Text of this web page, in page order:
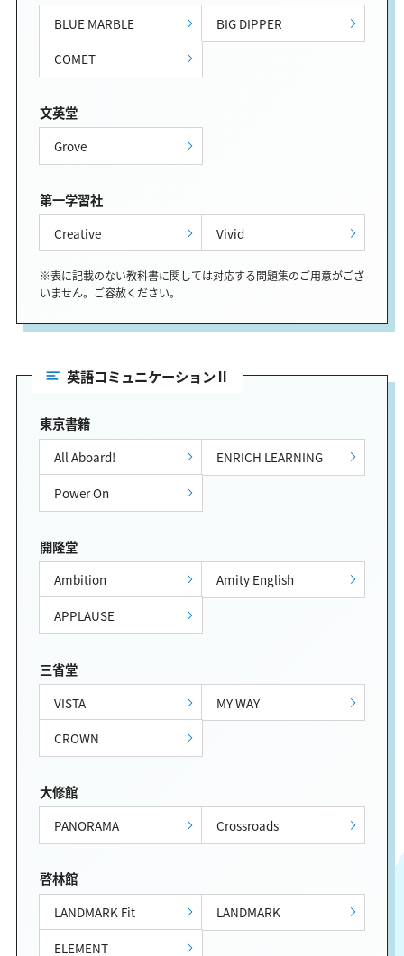
BLUE MARBLE
BIG DIPPER
COMET
文英堂
Grove
第一学習社
Creative Vivid
※表に記載のない教科書に関しては対応する問題集のご用意がござ
いません。ご容赦ください。
英語コミュニケーションⅡ
東京書籍
All Aboard!
ENRICH LEARNING
Power On
開隆堂
Ambition
Amity English
APPLAUSE
三省堂
VISTA
MY WAY
CROWN
大修館
PANORAMA Crossroads
啓林館
LANDMARK Fit
LANDMARK
ELEMENT